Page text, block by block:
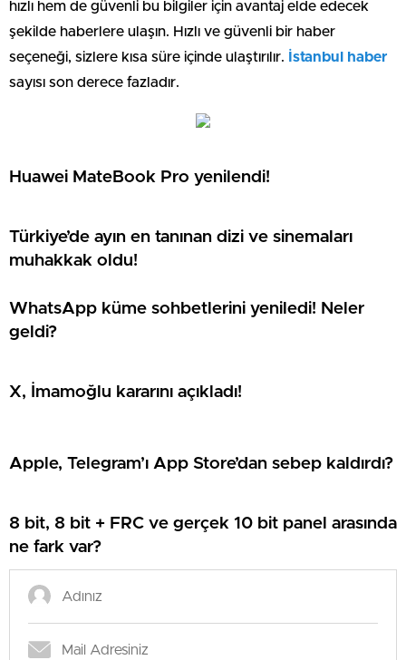
hızlı hem de güvenli bu bilgiler için avantaj elde edecek
şekilde haberlere ulaşın. Hızlı ve güvenli bir haber
seçeneği, sizlere kısa süre içinde ulaştırılır.
İstanbul haber
sayısı son derece fazladır.
Huawei MateBook Pro yenilendi!
Türkiye’de ayın en tanınan dizi ve sinemaları
muhakkak oldu!
WhatsApp küme sohbetlerini yeniledi! Neler
geldi?
X, İmamoğlu kararını açıkladı!
Apple, Telegram’ı App Store’dan sebep kaldırdı?
8 bit, 8 bit + FRC ve gerçek 10 bit panel arasında
ne fark var?